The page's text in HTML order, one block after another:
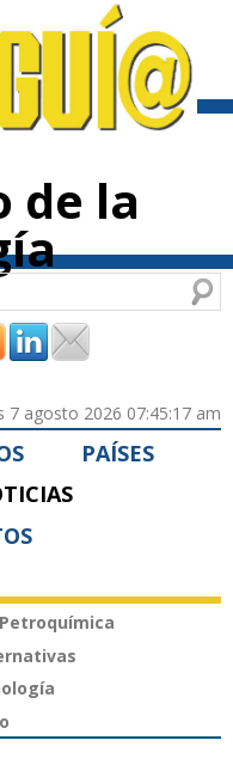
de la
7 agosto 2026 07:45:17 am
PAÍSES
Petroquímica